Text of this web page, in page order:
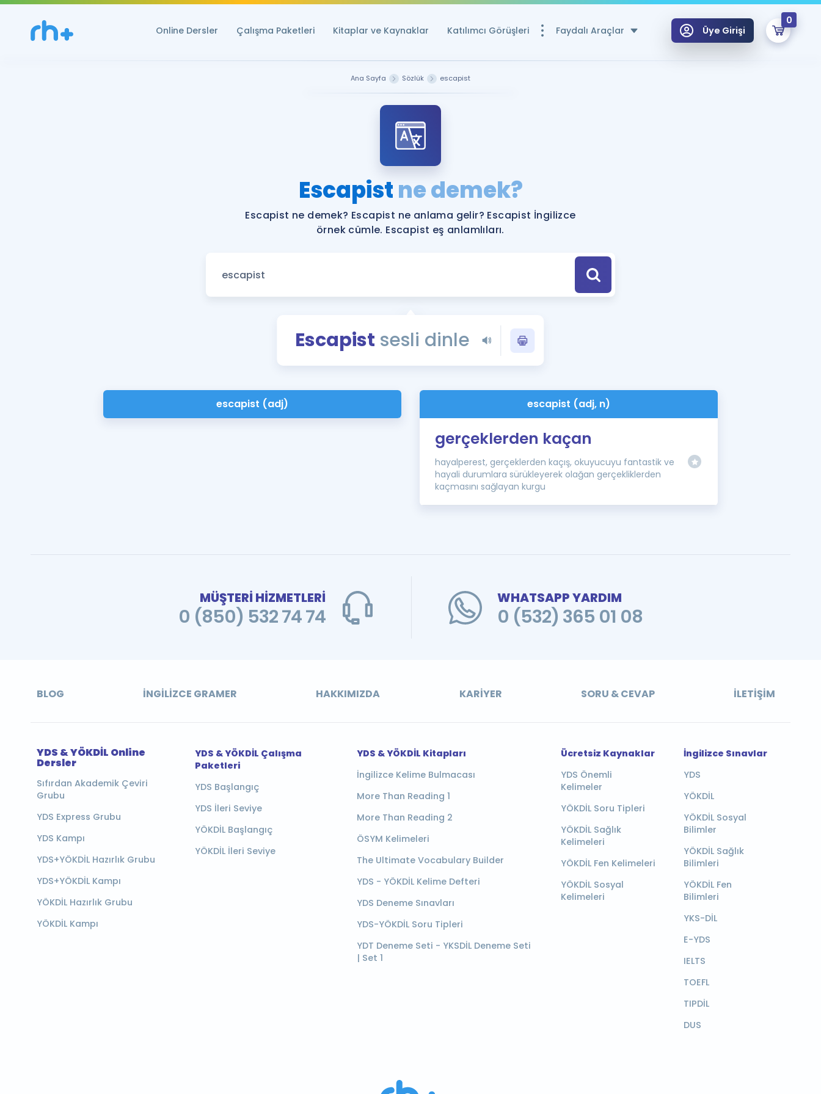
Online Dersler Çalışma Paketleri Kitaplar ve Kaynaklar Katılımcı Görüşleri Faydalı Araçlar
YDS ve YÖKDİL Puan Hesaplama Aracı
Rehberlik Aracı
YDS ve YÖKDİL'e Hazırlananlar için Öneriler
Tüm ÖSYM Sınavları Tek Takvimde
YDS - YÖKDİL Tüm Sınavlarla İlgili Haberler
İngilizce Gramer
Üye Girişi
0
Ana Sayfa Sözlük escapist
Escapistne demek?
Escapist ne demek? Escapist ne anlama gelir? Escapist İngilizce
örnek cümle. Escapist eş anlamlıları.
Escapist sesli dinle
escapist (adj) escapist (adj, n)
gerçeklerden kaçan
hayalperest, gerçeklerden kaçış, okuyucuyu fantastik ve
hayali durumlara sürükleyerek olağan gerçekliklerden
kaçmasını sağlayan kurgu
MÜŞTERİ HİZMETLERİ
0 (850) 532 74 74
WHATSAPP YARDIM
0 (532) 365 01 08
BLOG İNGILIZCE GRAMER HAKKIMIZDA KARIYER SORU & CEVAP İLETIŞIM
YDS & YÖKDİL Online
Dersler
Sıfırdan Akademik Çeviri
Grubu
YDS Express Grubu
YDS Kampı
YDS+YÖKDİL Hazırlık Grubu
YDS+YÖKDİL Kampı
YÖKDİL Hazırlık Grubu
YÖKDİL Kampı
YDS & YÖKDİL Çalışma
Paketleri
YDS Başlangıç
YDS İleri Seviye
YÖKDİL Başlangıç
YÖKDİL İleri Seviye
YDS & YÖKDİL Kitapları
İngilizce Kelime Bulmacası
More Than Reading 1
More Than Reading 2
ÖSYM Kelimeleri
The Ultimate Vocabulary Builder
YDS - YÖKDİL Kelime Defteri
YDS Deneme Sınavları
YDS-YÖKDİL Soru Tipleri
YDT Deneme Seti - YKSDİL Deneme Seti
| Set 1
Ücretsiz Kaynaklar
YDS Önemli
Kelimeler
YÖKDİL Soru Tipleri
YÖKDİL Sağlık
Kelimeleri
YÖKDİL Fen Kelimeleri
YÖKDİL Sosyal
Kelimeleri
İngilizce Sınavlar
YDS
YÖKDİL
YÖKDİL Sosyal
Bilimler
YÖKDİL Sağlık
Bilimleri
YÖKDİL Fen
Bilimleri
YKS-DİL
E-YDS
IELTS
TOEFL
TIPDİL
DUS